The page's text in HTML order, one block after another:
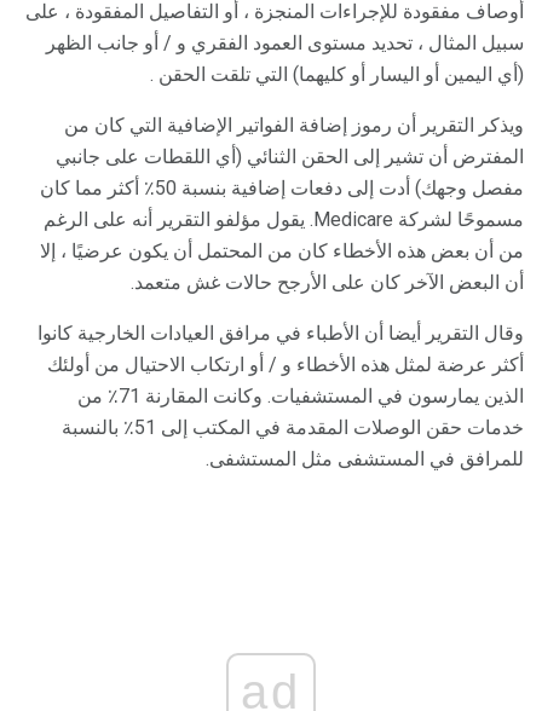
أوصاف مفقودة للإجراءات المنجزة ، أو التفاصيل المفقودة ، على
سبيل المثال ، تحديد مستوى العمود الفقري و / أو جانب الظهر
(أي اليمين أو اليسار أو كليهما) التي تلقت الحقن .
ويذكر التقرير أن رموز إضافة الفواتير الإضافية التي كان من
المفترض أن تشير إلى الحقن الثنائي (أي اللقطات على جانبي
مفصل وجهك) أدت إلى دفعات إضافية بنسبة 50٪ أكثر مما كان
مسموحًا لشركة Medicare. يقول مؤلفو التقرير أنه على الرغم
من أن بعض هذه الأخطاء كان من المحتمل أن يكون عرضيًا ، إلا
أن البعض الآخر كان على الأرجح حالات غش متعمد.
وقال التقرير أيضا أن الأطباء في مرافق العيادات الخارجية كانوا
أكثر عرضة لمثل هذه الأخطاء و / أو ارتكاب الاحتيال من أولئك
الذين يمارسون في المستشفيات. وكانت المقارنة 71٪ من
خدمات حقن الوصلات المقدمة في المكتب إلى 51٪ بالنسبة
للمرافق في المستشفى مثل المستشفى.
ad